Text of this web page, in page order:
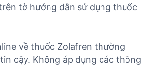
tờ hướng dẫn sử dụng thuốc
về thuốc Zolafren thường
cậy. Không áp dụng các thông